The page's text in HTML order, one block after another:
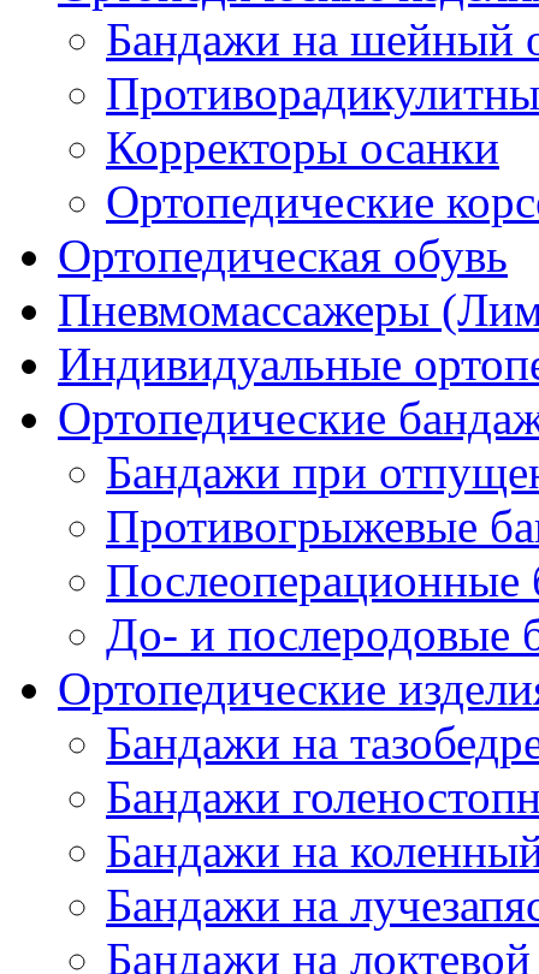
Бандажи на шейный
Корректоры осанки
Ортопедические
Ортопедическая обувь
Пневмомассажеры
Индивидуальные
Ортопедические
Бандажи при
Противогрыжевые
Послеоперационные
До- и послеродовые
Ортопедические
Бандажи на
Бандажи
Бандажи на
Бандажи на
Бандажи на локтевой